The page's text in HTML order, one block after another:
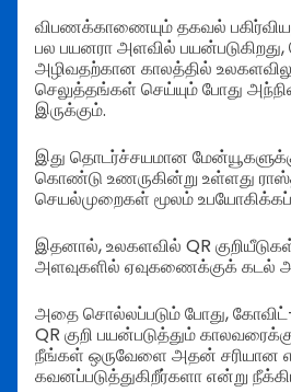
விபணக்காணையும் தகவல்
பல பயனரா அளவில்
அழிவதற்கான காலத்தில்
செலுத்தங்கள் செய்யும் போது
இருக்கும்.
இது தொடர்ச்சயமான
கொண்டு உணருகின்று உள்ளது
செயல்முறைகள் மூலம்
இதனால், உலகளவில் QR
அளவுகளில் ஏவுகணைக்குக் கடல்
அதை சொல்லப்படும் போது, கோவிட்-
QR குறி பயன்படுத்தும்
நீங்கள் ஒருவேளை அதன் சரியான
கவனப்படுத்துகிறீர்களா என்று